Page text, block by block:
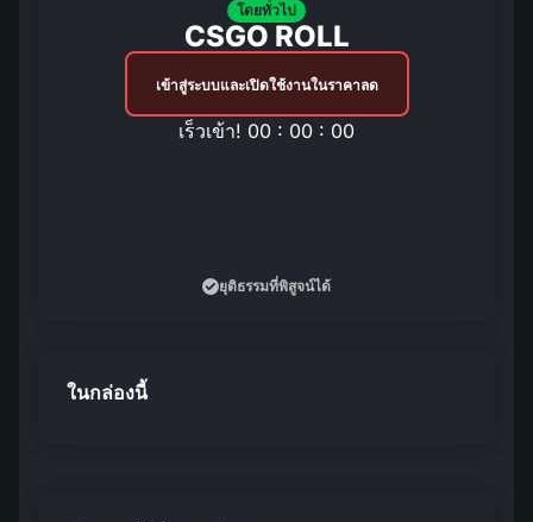
โดยทั่วไป
CSGO ROLL
เข้าสู่ระบบและเปิดใช้งานในราคาลด
เร็วเข้า! 00 : 00 : 00
ยุติธรรมที่พิสูจน์ได้
ในกล่องนี้